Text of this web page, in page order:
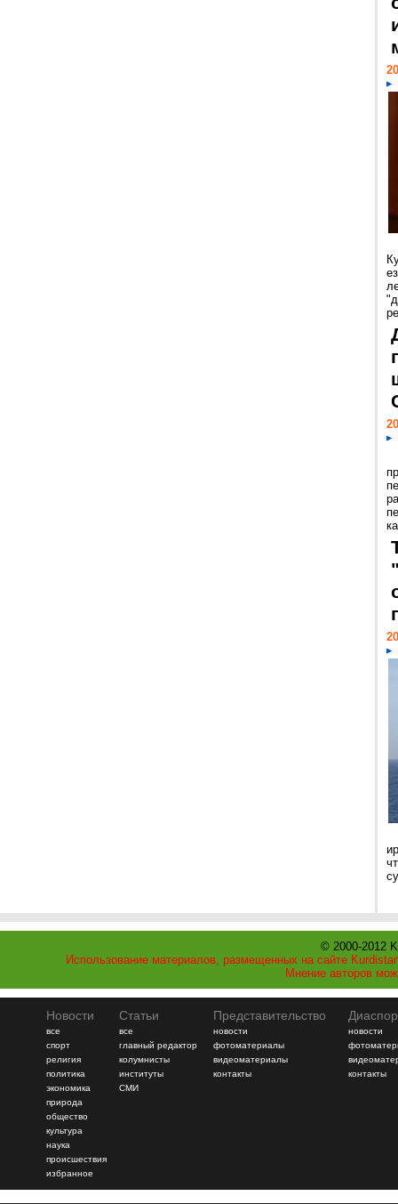
© 2000-2012
Использование материалов, размещенных на сайте
Мнение авторов
Новости
все
спорт
религия
политика
экономика
природа
общество
культура
наука
происшествия
избранное
Статьи
все
главный редактор
колумнисты
институты
СМИ
Представительство
новости
фотоматериалы
видеоматериалы
контакты
новости
контакты